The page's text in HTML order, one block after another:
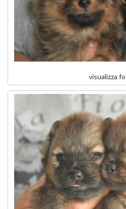
visualizza